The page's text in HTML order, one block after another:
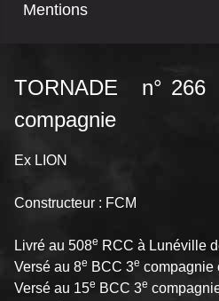
Mentions
TORNADE n°
compagnie
Ex LION
Constructeur : FCM
Livré au 508e RCC à Lunéville
Versé au 8e BCC 3e compagnie
Versé au 15e BCC 3e